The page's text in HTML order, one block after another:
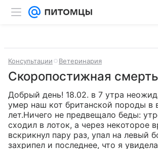
Консультации Ветеринария
Скоропостижная смерть
Добрый день! 18.02. в 7 утра
умер наш кот британской породы в
лет.Ничего не предвещало беды:
сходил в лоток, а через некоторое
вскрикнул пару раз, упал на левый
захрипел и последнее, что я